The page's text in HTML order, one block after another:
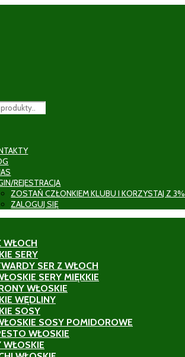
REJESTRACJA
ZOSTAŃ CZŁONKIEM KLUBU I KORZYSTAJ Z
ZALOGUJ SIĘ
WŁOCH
SERY
SER Z WŁOCH
SERY MIĘKKIE
WŁOSKIE
WĘDLINY
SOSY
SOSY POMIDOROWE
WŁOSKIE
WŁOSKIE